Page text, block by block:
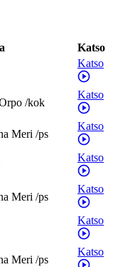
Katso
Katso
/kok
Katso
Meri /ps
Katso
Katso
Meri /ps
Katso
Katso
Meri /ps
Katso